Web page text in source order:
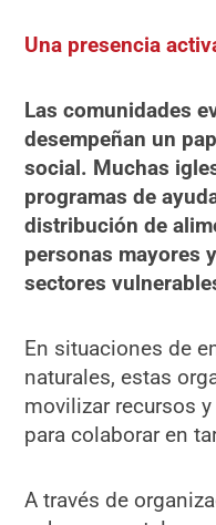
Una presencia
Las comunidades
desempeñan un
social. Muchas
programas de
distribución de
personas mayores
sectores
En situaciones de
naturales, estas
movilizar recursos
para colaborar en
A través de